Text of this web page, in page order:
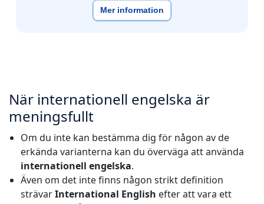
Mer information
När internationell engelska är
meningsfullt
Om du inte kan bestämma dig för någon av de
erkända varianterna kan du överväga att använda
internationell engelska.
Även om det inte finns någon strikt definition
strävarInternational English efter att vara ett